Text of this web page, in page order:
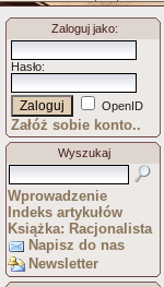
Zaloguj jako:
Hasło:
OpenID
Załóż sobie konto..
Wyszukaj
Wprowadzenie
Indeks artykułów
Książka: Racjonalista
Napisz do nas
Newsletter